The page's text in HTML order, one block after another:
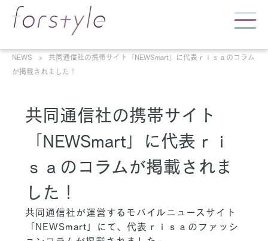
NEWS
共同通信社の携帯サイト「NEWSmart」に代表ｒｉｓａのコラム
が掲載されました！
共同通信社の携帯サイト
「NEWSmart」に代表ｒｉ
ｓａのコラムが掲載されま
した！
共同通信社が運営するモバイルニュースサイト
「NEWSmart」にて、代表ｒｉｓａのファッシ